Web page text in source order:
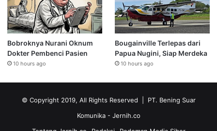
Bobroknya Nurani Oknum
Dokter Pembenci Pasien
10 hours ago
Bougainville Terlepas dari
Papua Nugini, Siap Merdeka
10 hours ago
© Copyright 2019, All Rights Reserved | PT. Bening Suar
Komunika - Jernih.co